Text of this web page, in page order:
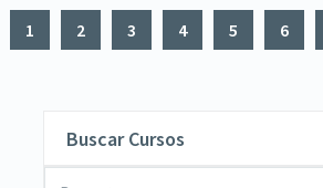
1 2 3 4 5 6
Buscar Cursos